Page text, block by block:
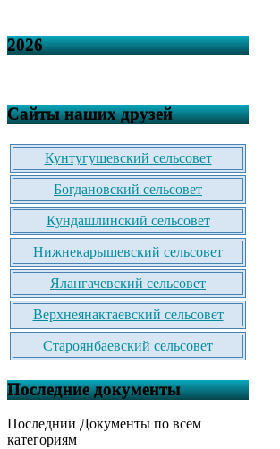
2026
Сайты наших друзей
Кунтугушевский сельсовет
Богдановский сельсовет
Кундашлинский сельсовет
Нижнекарышевский сельсовет
Ялангачевский сельсовет
Верхнеянактаевский сельсовет
Староянбаевский сельсовет
Последние документы
Последнии Документы по всем
категориям